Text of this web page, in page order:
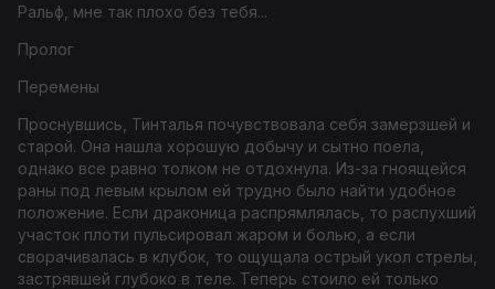
Ральф, мне так плохо без тебя...
Пролог
Перемены
Проснувшись, Тинталья почувствовала себя замерзшей и
старой. Она нашла хорошую добычу и сытно поела,
однако все равно толком не отдохнула. Из-за гноящейся
раны под левым крылом ей трудно было найти удобное
положение. Если драконица распрямлялась, то распухший
участок плоти пульсировал жаром и болью, а если
сворачивалась в клубок, то ощущала острый укол стрелы,
застрявшей глубоко в теле. Теперь стоило ей только